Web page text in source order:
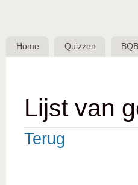
Belgische
QuizBond
Home Quizzen BQB
Lijst van
Terug